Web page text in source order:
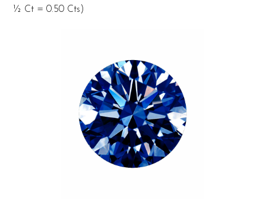
½ Ct = 0.50 Cts)